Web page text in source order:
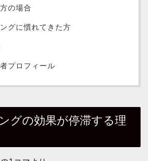
の場合
グに慣れてきた方
プロフィール
グの効果が停滞する理